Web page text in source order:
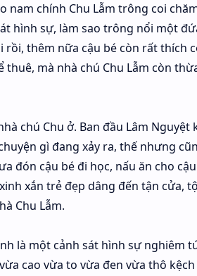
nam chính Chu Lẫm trông coi
hình sự, làm sao trông nổi một
thêm nữa cậu bé còn rất thích
mà nhà chú Chu Lẫm còn
chú Chu ở. Ban đầu Lâm Nguyệt
gì đang xảy ra, thế nhưng
đón cậu bé đi học, nấu ăn cho
xắn trẻ đẹp dâng đến tận cửa,
Chu Lẫm.
là một cảnh sát hình sự nghiêm
cao vừa to vừa đen vừa thô